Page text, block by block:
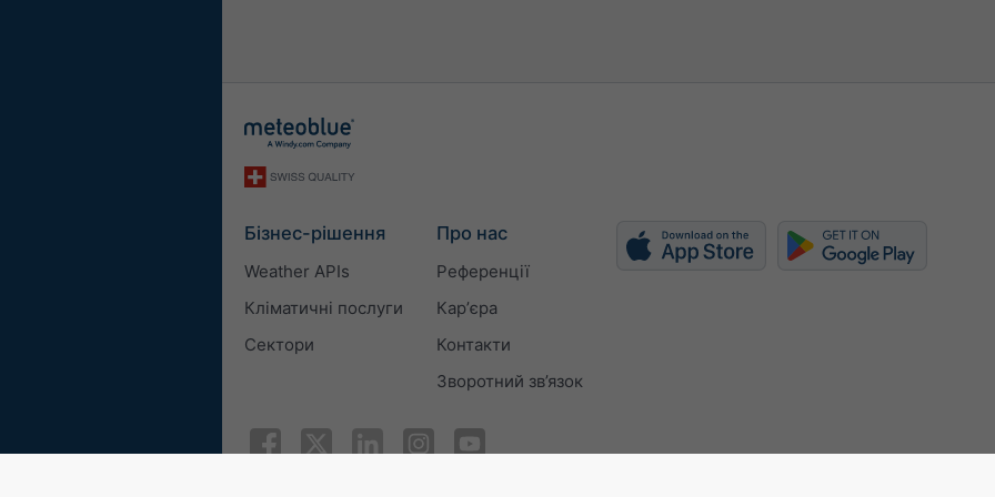
Бізнес-рішення
Weather APIs
Кліматичні послуги
Сектори
Про нас
Референції
Карʼєра
Контакти
Зворотний зв’язок